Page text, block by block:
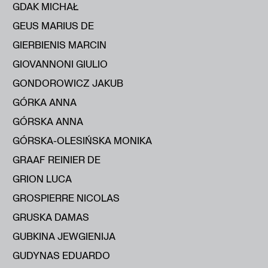
GDAK MICHAŁ
GEUS MARIUS DE
GIERBIENIS MARCIN
GIOVANNONI GIULIO
GONDOROWICZ JAKUB
GÓRKA ANNA
GÓRSKA ANNA
GÓRSKA-OLESIŃSKA MONIKA
GRAAF REINIER DE
GRION LUCA
GROSPIERRE NICOLAS
GRUSKA DAMAS
GUBKINA JEWGIENIJA
GUDYNAS EDUARDO